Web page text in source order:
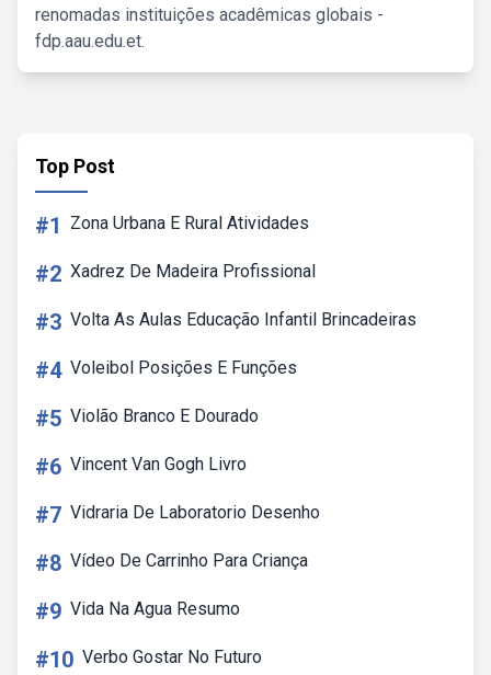
renomadas instituições acadêmicas globais -
fdp.aau.edu.et.
Top Post
#1 Zona Urbana E Rural Atividades
#2 Xadrez De Madeira Profissional
#3 Volta As Aulas Educação Infantil Brincadeiras
#4 Voleibol Posições E Funções
#5 Violão Branco E Dourado
#6 Vincent Van Gogh Livro
#7 Vidraria De Laboratorio Desenho
#8 Vídeo De Carrinho Para Criança
#9 Vida Na Agua Resumo
#10 Verbo Gostar No Futuro